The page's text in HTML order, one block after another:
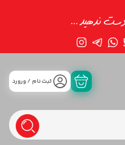
ثبت نام / ورورد